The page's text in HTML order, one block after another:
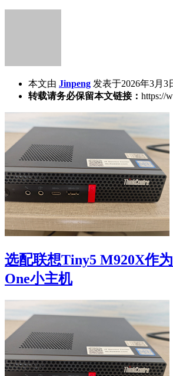
本文由 Jinpeng 发表于2026年3月3
转载请务必保留本文链接： https://
选配联想Tiny5 M920X作
One小主机